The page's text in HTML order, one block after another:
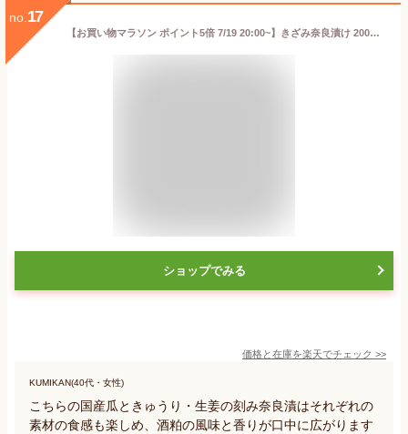
no. 17
【お買い物マラソン ポイント5倍 7/19 20:00~】きざみ奈良漬け 200グラム｜惣菜 漬け物 かす漬け おかず おつまみ 漬け物 酒粕 酒粕 奈良県 きくや 珍味 お土産 ★
ショップでみる
価格と在庫を楽天でチェック >>
KUMIKAN(40代・女性)
こちらの国産瓜ときゅうり・生姜の刻み奈良漬はそれぞれの
素材の食感も楽しめ、酒粕の風味と香りが口中に広がります